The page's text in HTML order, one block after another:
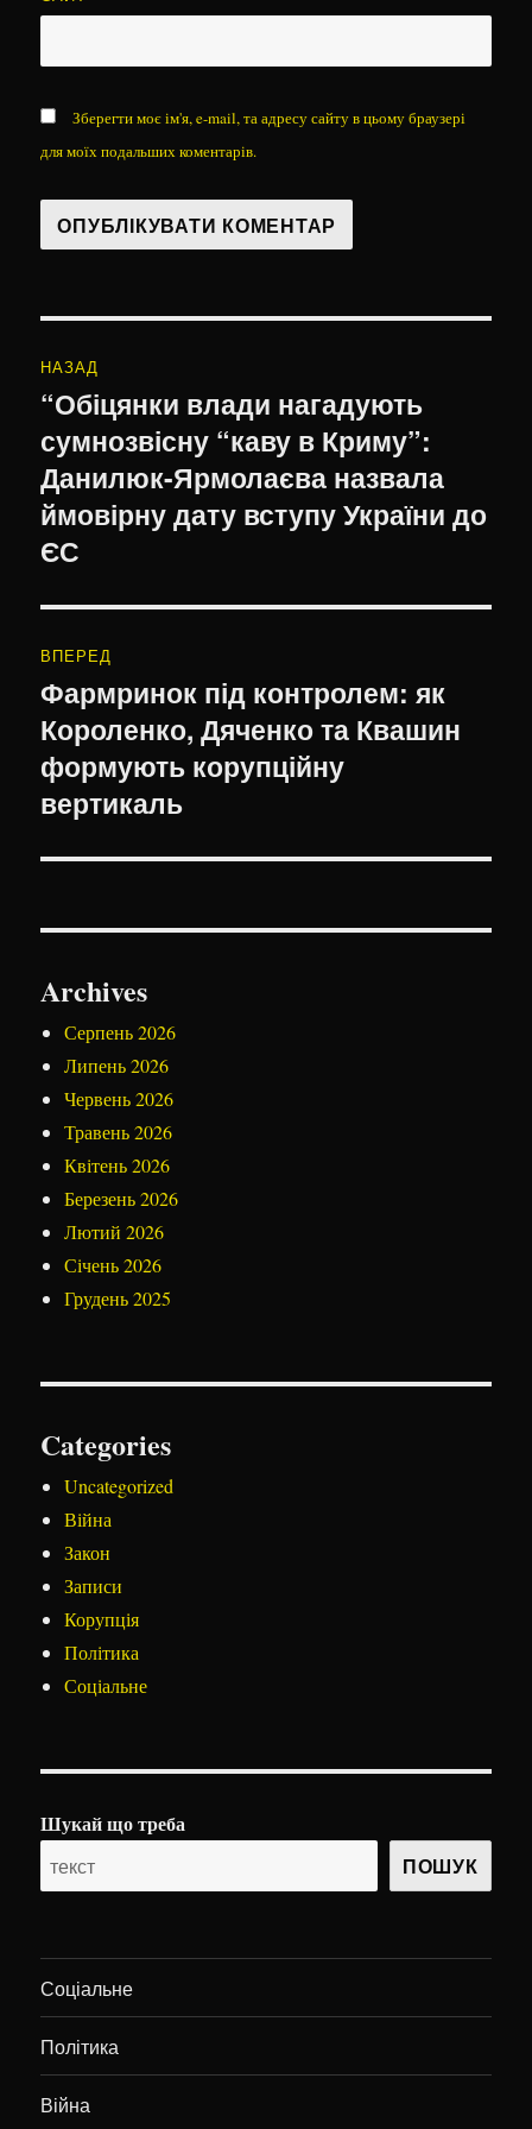
Зберегти моє ім'я, e-mail, та адресу сайту в цьому браузері
для моїх подальших коментарів.
записів
НАЗАД
Попередній
запис:
“Обіцянки влади нагадують
сумнозвісну “каву в Криму”:
Данилюк-Ярмолаєва назвала
ймовірну дату вступу України до
ЄС
ВПЕРЕД
Наступний
запис:
Фармринок під контролем: як
Короленко, Дяченко та Квашин
формують корупційну
вертикаль
Archives
Серпень 2026
Липень 2026
Червень 2026
Травень 2026
Квітень 2026
Березень 2026
Лютий 2026
Січень 2026
Грудень 2025
Categories
Uncategorized
Війна
Закон
Записи
Корупція
Політика
Соціальне
Шукай що треба
ПОШУК
Соціальне
Політика
Війна